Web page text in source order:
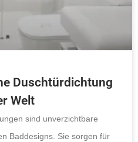
Duschtürdichtung
Welt
sind unverzichtbare
Baddesigns. Sie sorgen für